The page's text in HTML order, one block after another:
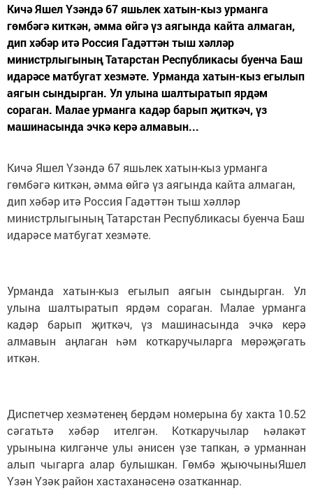
Кичә Яшел Үзәндә 67 яшьлек хатын-кыз урманга
гөмбәгә киткән, әмма өйгә үз аягында кайта алмаган,
дип хәбәр итә Россия Гадәттән тыш хәлләр
министрлыгының Татарстан Республикасы буенча Баш
идарәсе матбугат хезмәте. Урманда хатын-кыз егылып
аягын сындырган. Ул улына шалтыратып ярдәм
сораган. Малае урманга кадәр барып җиткәч, үз
машинасында эчкә керә алмавын...
Кичә Яшел Үзәндә 67 яшьлек хатын-кыз урманга
гөмбәгә киткән, әмма өйгә үз аягында кайта алмаган,
дип хәбәр итә Россия Гадәттән тыш хәлләр
министрлыгының Татарстан Республикасы буенча Баш
идарәсе матбугат хезмәте.
Урманда хатын-кыз егылып аягын сындырган. Ул
улына шалтыратып ярдәм сораган. Малае урманга
кадәр барып җиткәч, үз машинасында эчкә керә
алмавын аңлаган һәм коткаручыларга мөрәҗәгать
иткән.
Диспетчер хезмәтенең бердәм номерына бу хакта 10.52
сәгатьтә хәбәр ителгән. Коткаручылар һәлакәт
урынына килгәнче улы әнисен үзе тапкан, ә урманнан
алып чыгарга алар булышкан. Гөмбә җыючыныЯшел
Үзән Үзәк район хастаханәсенә озатканнар.